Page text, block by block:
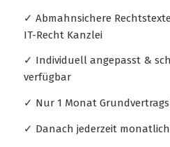
✓ Abmahnsichere
IT-Recht Kanzlei
✓ Individuell angepasst &
verfügbar
✓ Nur 1 Monat
✓ Danach jederzeit